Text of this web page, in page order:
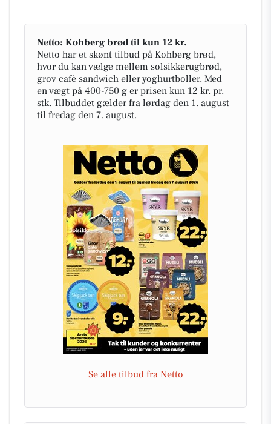
Netto: Kohberg brød til kun 12 kr.
Netto har et skønt tilbud på Kohberg brød,
hvor du kan vælge mellem solsikkerugbrød,
grov café sandwich eller yoghurtboller. Med
en vægt på 400-750 g er prisen kun 12 kr. pr.
stk. Tilbuddet gælder fra lørdag den 1. august
til fredag den 7. august.
Se alle tilbud fra Netto